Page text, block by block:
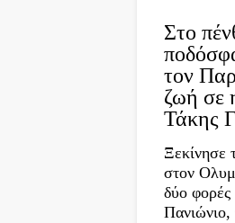
Στο
τον
ζωή σε
Τάκης
Ξεκίνησε
στον
δύο